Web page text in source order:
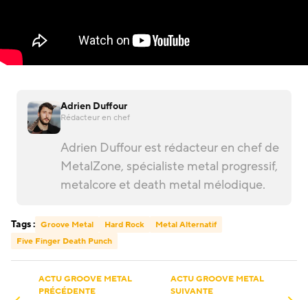
Adrien Duffour
Rédacteur en chef
Adrien Duffour est rédacteur en chef de
MetalZone, spécialiste metal progressif,
metalcore et death metal mélodique.
Tags : Groove Metal Hard Rock
Metal Alternatif
Five Finger Death Punch
ACTU GROOVE METAL
PRÉCÉDENTE
ACTU GROOVE METAL
SUIVANTE